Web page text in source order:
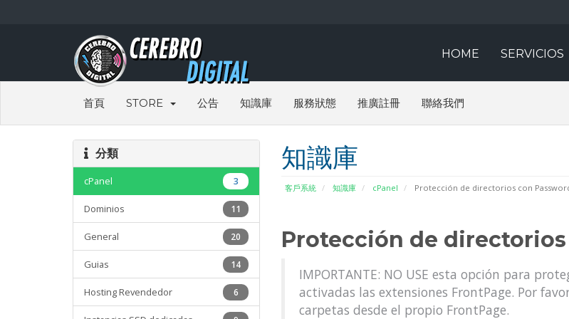
HOME SERVICIOS
首頁 STORE 公告 知識庫 服務狀態 推廣註冊 聯絡我們
知識庫
客戶系統 知識庫 cPanel Protección de directorios con
分類
3
cPanel
11
Dominios
20
General
14
Guias
6
Hosting Revendedor
Protección de
IMPORTANTE: NO USE esta opción para
activadas las extensiones FrontPage. Por
carpetas desde el propio FrontPage.